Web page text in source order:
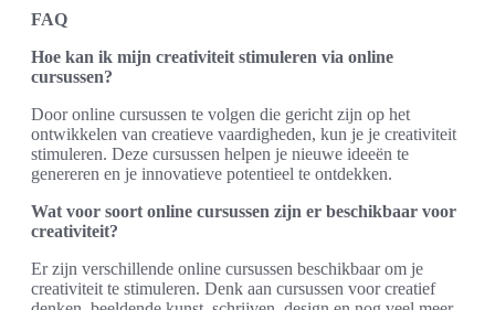
FAQ
Hoe kan ik mijn creativiteit stimuleren via online
cursussen?
Door online cursussen te volgen die gericht zijn op het
ontwikkelen van creatieve vaardigheden, kun je je creativiteit
stimuleren. Deze cursussen helpen je nieuwe ideeën te
genereren en je innovatieve potentieel te ontdekken.
Wat voor soort online cursussen zijn er beschikbaar voor
creativiteit?
Er zijn verschillende online cursussen beschikbaar om je
creativiteit te stimuleren. Denk aan cursussen voor creatief